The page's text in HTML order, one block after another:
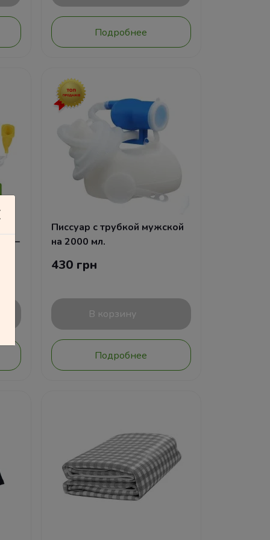
Подробнее
—
Писсуар с трубкой мужской
на 2000 мл.
430 грн
В корзину
Подробнее